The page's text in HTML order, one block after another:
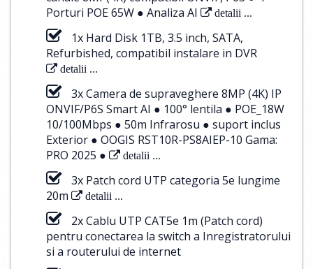
Porturi POE 65W ● Analiza AI
detalii ...
1x Hard Disk 1TB, 3.5 inch, SATA,
Refurbished, compatibil instalare in DVR
detalii ...
3x Camera de supraveghere 8MP (4K) IP
ONVIF/P6S Smart AI ● 100° lentila ● POE_18W
10/100Mbps ● 50m Infrarosu ● suport inclus
Exterior ● OOGIS RST10R-PS8AIEP-10 Gama:
PRO 2025 ●
detalii ...
3x Patch cord UTP categoria 5e lungime
20m
detalii ...
2x Cablu UTP CAT5e 1m (Patch cord)
pentru conectarea la switch a Inregistratorului
si a routerului de internet